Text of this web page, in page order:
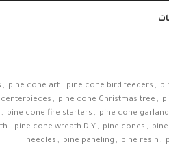
, pine cone art , pine cone bird feeders ,
, pine cone Christmas tree ,
, pine cone fire starters , pine cone garland
, pine cone wreath DIY , pine cones ,
needles , pine paneling , pine resin ,